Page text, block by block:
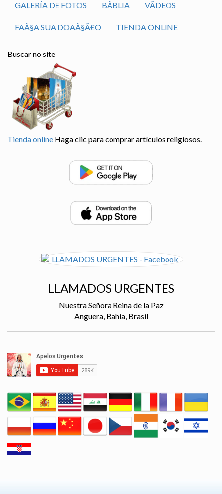
GALERÍA DE FOTOS BÃ­BLIA VÃ­DEOS
FAÃ§A SUA DOAÃ§Ã£O TIENDA ONLINE
Buscar no site:
Tienda online Haga clic para comprar artículos religiosos.
LLAMADOS URGENTES
Nuestra Señora Reina de la Paz
Anguera, Bahía, Brasil